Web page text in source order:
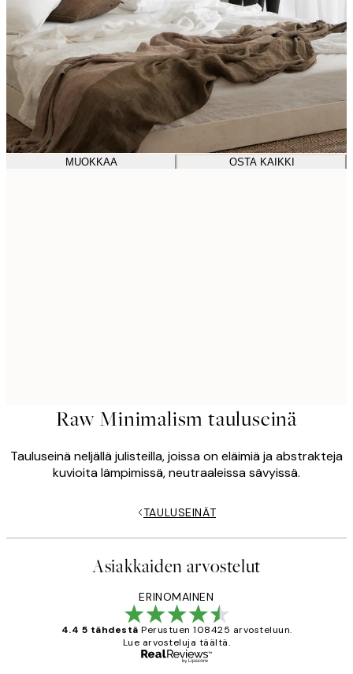
MUOKKAA OSTA KAIKKI
Raw Minimalism tauluseinä
Tauluseinä neljällä julisteilla, joissa on eläimiä ja abstrakteja
kuvioita lämpimissä, neutraaleissa sävyissä.
TAULUSEINÄT
Asiakkaiden arvostelut
ERINOMAINEN
4.4 5 tähdestä Perustuen 108425 arvosteluun.
Lue arvosteluja täältä.